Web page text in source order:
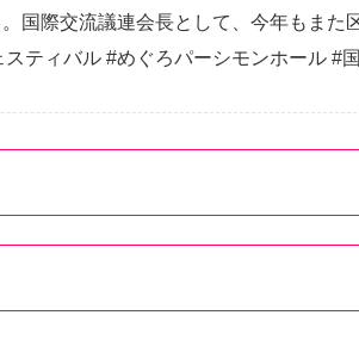
国際交流議連会長として、今年もま
ティバル #めぐろパーシモンホール #